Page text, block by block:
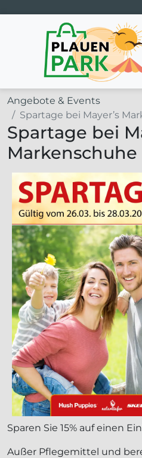
Hauptnavigation
Angebote & Events
Spartage bei Mayer’s
Spartage bei
Markenschuhe
Sparen Sie 15% auf einen
Außer Pflegemittel und